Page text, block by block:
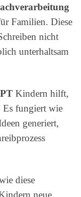
Familien. Diese
nicht
unterhaltsam
Kindern hilft,
Es fungiert wie
generiert,
diese
neue